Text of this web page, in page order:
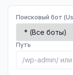
Поисковый бот
Путь